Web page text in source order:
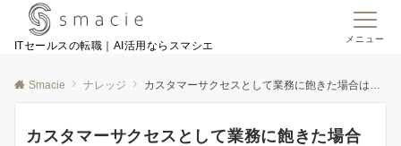
ITセールスの転職｜AI活用ならスマシエ
メニュー
Smacie ナレッジ カスタマーサクセスとして業務に飽きた場合はどのようにすれば良いか？
カスタマーサクセスとして業務に飽きた場合